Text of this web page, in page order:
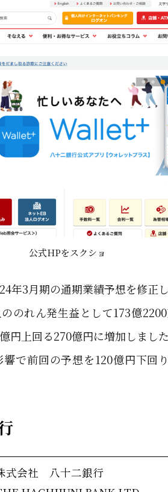
公式HPをスクショ
年3月期の通期業績予想を修正
のれん発生益として173億
円上回る270億円に増加しまし
で前回の予想を120億円下回
式会社 八十二銀行